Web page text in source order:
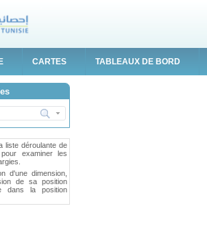
CARTES TABLEAUX DE BORD
liste déroulante de
examiner les
d'une dimension,
de sa position
dans la position